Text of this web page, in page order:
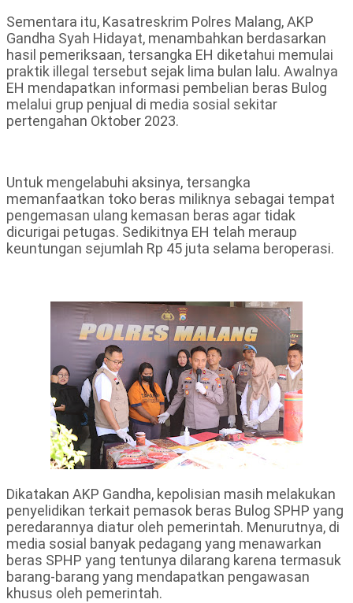
Sementara itu, Kasatreskrim Polres Malang, AKP
Gandha Syah Hidayat, menambahkan berdasarkan
hasil pemeriksaan, tersangka EH diketahui memulai
praktik illegal tersebut sejak lima bulan lalu. Awalnya
EH mendapatkan informasi pembelian beras Bulog
melalui grup penjual di media sosial sekitar
pertengahan Oktober 2023.
Untuk mengelabuhi aksinya, tersangka
memanfaatkan toko beras miliknya sebagai tempat
pengemasan ulang kemasan beras agar tidak
dicurigai petugas. Sedikitnya EH telah meraup
keuntungan sejumlah Rp 45 juta selama beroperasi.
Dikatakan AKP Gandha, kepolisian masih melakukan
penyelidikan terkait pemasok beras Bulog SPHP yang
peredarannya diatur oleh pemerintah. Menurutnya, di
media sosial banyak pedagang yang menawarkan
beras SPHP yang tentunya dilarang karena termasuk
barang-barang yang mendapatkan pengawasan
khusus oleh pemerintah.